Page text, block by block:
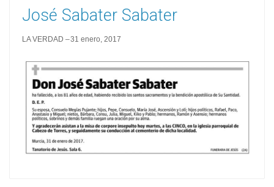
José Sabater Sabater
LA VERDAD 31 enero, 2017